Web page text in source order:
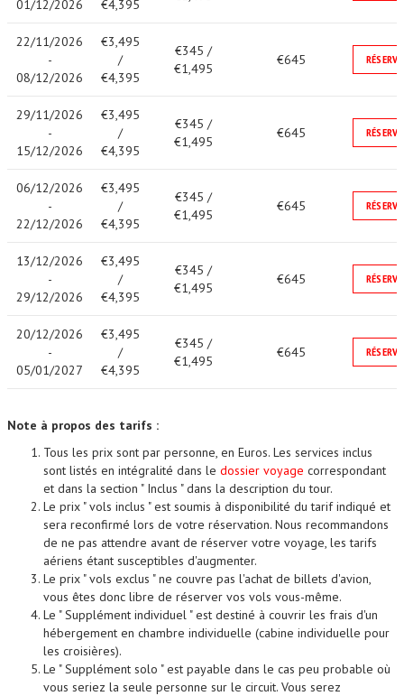
01/12/2026
€4,395
22/11/2026
-
08/12/2026
€3,495
/
€4,395
€345 /
€1,495
€645
29/11/2026
-
15/12/2026
€3,495
/
€4,395
€345 /
€1,495
€645
06/12/2026
-
22/12/2026
€3,495
/
€4,395
€345 /
€1,495
€645
13/12/2026
-
29/12/2026
€3,495
/
€4,395
€345 /
€1,495
€645
20/12/2026
-
05/01/2027
€3,495
/
€4,395
€345 /
€1,495
€645
Note à propos des tarifs :
Tous les prix sont par personne, en Euros. Les services inclus
sont listés en intégralité dans le dossier voyage correspondant
et dans la section " Inclus " dans la description du tour.
Le prix " vols inclus " est soumis à disponibilité du tarif indiqué et
sera reconfirmé lors de votre réservation. Nous recommandons
de ne pas attendre avant de réserver votre voyage, les tarifs
aériens étant susceptibles d'augmenter.
Le prix " vols exclus " ne couvre pas l'achat de billets d'avion,
vous êtes donc libre de réserver vos vols vous-même.
Le " Supplément individuel " est destiné à couvrir les frais d'un
hébergement en chambre individuelle (cabine individuelle pour
les croisières).
Le " Supplément solo " est payable dans le cas peu probable où
vous seriez la seule personne sur le circuit. Vous serez